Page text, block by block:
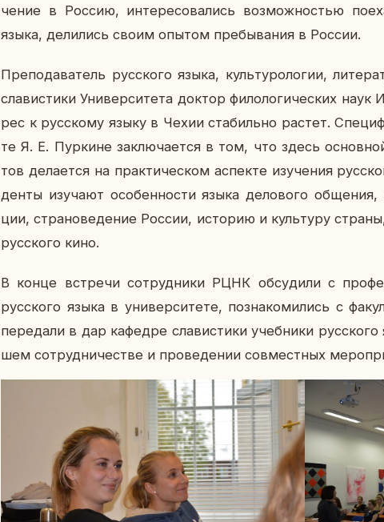
че­ние в Россию, ин­те­ре­со­ва­лись воз­мож­но­стью
языка, де­ли­лись своим опытом пре­бы­ва­ния в России.
Пре­по­да­ва­тель рус­ско­го языка, куль­ту­ро­ло­гии,
сла­ви­сти­ки Уни­вер­си­те­та доктор фи­ло­ло­ги­че­ских наук
рес к рус­ско­му языку в Чехии ста­биль­но растет.
те Я. Е. Пур­кине за­клю­ча­ет­ся в том, что здесь
тов де­ла­ет­ся на прак­ти­че­ском ас­пек­те изу­че­ния
ден­ты изу­ча­ют осо­бен­но­сти языка де­ло­во­го
ции, стра­но­ве­де­ние России, ис­то­рию и куль­ту­ру
рус­ско­го кино.
В конце встре­чи со­труд­ни­ки РЦНК об­су­ди­ли с
рус­ско­го языка в уни­вер­си­те­те, по­зна­ко­ми­лись с
пе­ре­да­ли в дар ка­фед­ре сла­ви­сти­ки учеб­ни­ки
шем со­труд­ни­че­стве и про­ве­де­нии сов­мест­ных